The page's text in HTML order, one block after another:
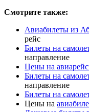
Смотрите также:
Авиабилеты из
рейс
Билеты на
направление
Цены на
Билеты на
направление
Билеты на
Цены на